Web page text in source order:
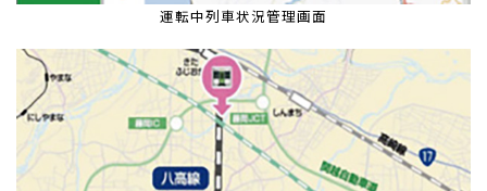
運転中列車状況管理画面